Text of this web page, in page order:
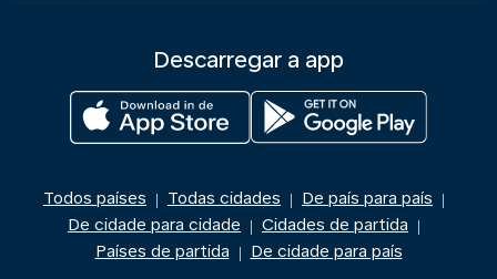
Descarregar a app
Todos países | Todas cidades | De país para país |
De cidade para cidade | Cidades de partida |
Países de partida | De cidade para país